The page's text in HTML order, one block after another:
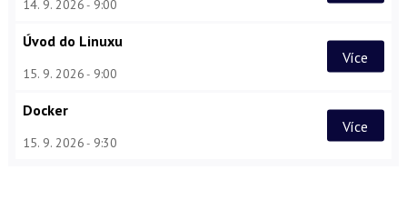
14. 9. 2026 9:00
Úvod do Linuxu
15. 9. 2026 9:00
Více
Docker
15. 9. 2026 9:30
Více